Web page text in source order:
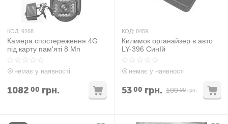
КОД: 9268
Камера спостереження 4G
під карту пам'яті 8 Мп
немає у наявності
1082 00 грн.
КОД: 8459
Килимок органайзер в авто
LY-396 СинІй
немає у наявності
100 00 грн.
5300 грн.